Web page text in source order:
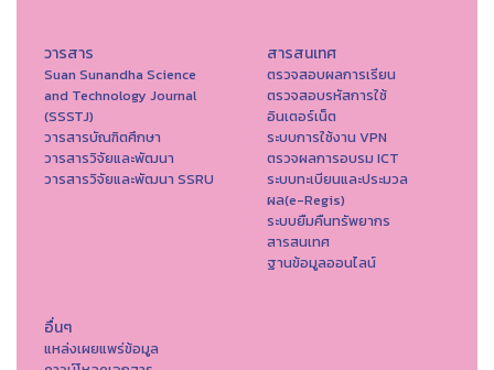
วารสาร
Suan Sunandha Science
and Technology Journal
(SSSTJ)
วารสารบัณฑิตศึกษา
วารสารวิจัยและพัฒนา
วารสารวิจัยและพัฒนา SSRU
สารสนเทศ
ตรวจสอบผลการเรียน
ตรวจสอบรหัสการใช้
อินเตอร์เน็ต
ระบบการใช้งาน VPN
ตรวจผลการอบรม ICT
ระบบทะเบียนและประมวล
ผล(e-Regis)
ระบบยืมคืนทรัพยากร
สารสนเทศ
ฐานข้อมูลออนไลน์
อื่นๆ
แหล่งเผยแพร่ข้อมูล